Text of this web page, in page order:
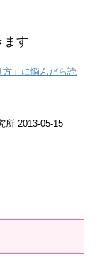
ます
方」に悩んだら読
所 2013-05-15